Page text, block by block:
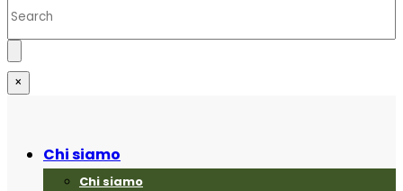
×
Chi siamo
Chi siamo